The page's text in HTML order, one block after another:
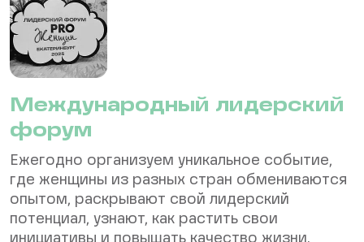
Международный лидерский
форум
Ежегодно организуем уникальное событие,
где женщины из разных стран обмениваются
опытом, раскрывают свой лидерский
потенциал, узнают, как растить свои
инициативы и повышать качество жизни.